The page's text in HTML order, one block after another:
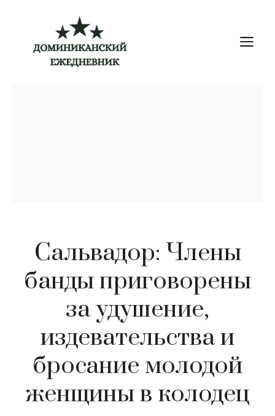
содержимому
Сальвадор: Члены
банды приговорены
за удушение,
издевательства и
бросание молодой
женщины в колодец